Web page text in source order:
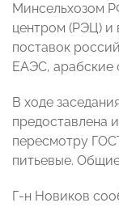
Минсельхозом
центром (РЭЦ) и
поставок
ЕАЭС, арабские
В ходе
предоставлена
пересмотру
питьевые.
Г-н Новиков